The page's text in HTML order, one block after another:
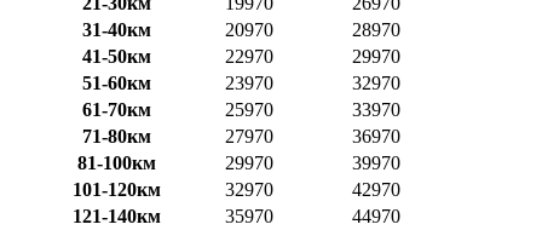
31-40км
20970
28970
41-50км
22970
29970
51-60км
23970
32970
61-70км
25970
33970
71-80км
27970
36970
81-100км
29970
39970
101-120км
32970
42970
121-140км
35970
44970